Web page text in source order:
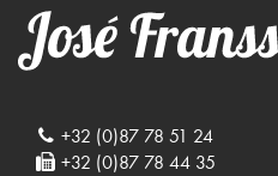
+32 (0)87 78 51 24
+32 (0)87 78 44 35